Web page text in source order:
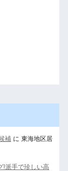
補 に 東海地区居
!派手で珍しい高